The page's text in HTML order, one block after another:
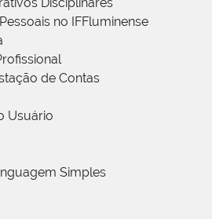
no IFFluminense
de Contas
Usuário
Simples